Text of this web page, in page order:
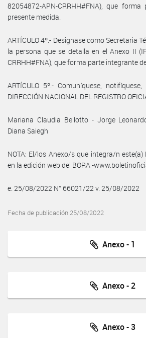
82054872-APN-CRRHH#FNA), que
presente medida.
ARTÍCULO 4º.- Designase como Secretaria
la persona que se detalla en el Anexo II
CRRHH#FNA), que forma parte integrante
ARTÍCULO 5º.- Comuníquese,
DIRECCIÓN NACIONAL DEL REGISTRO
Mariana Claudia Bellotto - Jorge
Diana Saiegh
NOTA: El/los Anexo/s que integra/n este(a)
en la edición web del BORA -
e. 25/08/2022 N° 66021/22 v. 25/08/2022
Fecha de publicación 25/08/2022
Anexo - 1
Anexo - 2
Anexo - 3